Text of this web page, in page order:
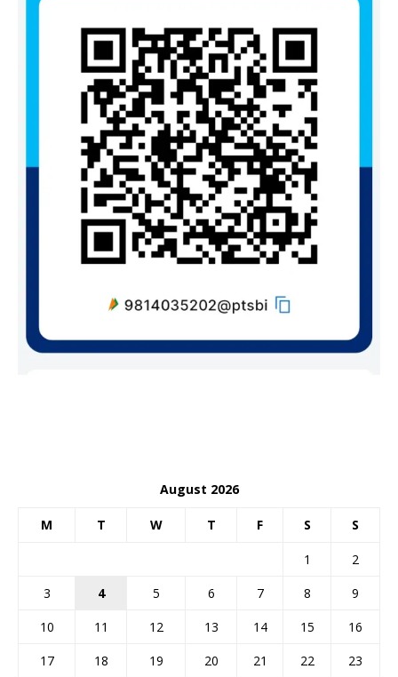
August 2026
M T W T F S S
1
2
3
4 5 6 7 8
9
10
11 12 13 14 15
16
17
18 19 20 21 22
23